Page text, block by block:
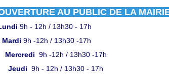
AU PUBLIC DE LA
9h - 12h / 13h30 - 17h
Mardi 9h -12h / 13h30 -17h
Mercredi 9h -12h / 13h30 -17h
Jeudi 9h - 12h / 13h30 - 17h